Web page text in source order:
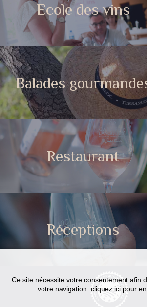
Ecole des vins
Balades
Restaurant
Réceptions
Ce site nécessite votre consentement afin
votre navigation. cliquez ici pour